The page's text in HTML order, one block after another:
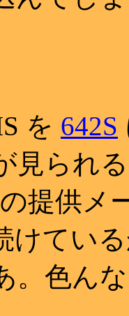
を 642S
見られ
の提供メ
けてい
。色ん